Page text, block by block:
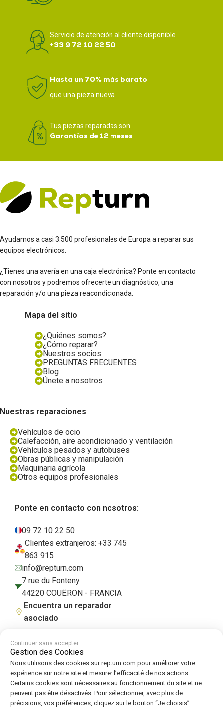
Servicio de atención al cliente disponible
+33 9 72 10 22 50
Hasta un 70% más barato
que una pieza nueva
Tus piezas reparadas son
Garantías de 12 meses
Ayudamos a casi 3.500 profesionales de Europa a reparar sus
equipos electrónicos.
¿Tienes una avería en una caja electrónica? Ponte en contacto
con nosotros y podremos ofrecerte un diagnóstico, una
reparación y/o una pieza reacondicionada.
Mapa del sitio
¿Quiénes somos?
¿Cómo reparar?
Nuestros socios
PREGUNTAS FRECUENTES
Blog
Únete a nosotros
Nuestras reparaciones
Vehículos de ocio
Calefacción, aire acondicionado y ventilación
Vehículos pesados y autobuses
Obras públicas y manipulación
Maquinaria agrícola
Otros equipos profesionales
Ponte en contacto con nosotros:
09 72 10 22 50
Clientes extranjeros: +33 745
863 915
info@repturn.com
7 rue du Fonteny
44220 COUËRON - FRANCIA
Encuentra un reparador
asociado
Condiciones generales de venta Aviso legal Política de privacidad
Cookies|Política de cookies
Síguenos en :
Continuer sans accepter
Gestion des Cookies
Nous utilisons des cookies sur repturn.com pour améliorer votre
expérience sur notre site et mesurer l’efficacité de nos actions.
Certains cookies sont nécessaires au fonctionnement du site et ne
peuvent pas être désactivés. Pour sélectionner, avec plus de
précisions, vos préférences, cliquez sur le bouton “Je choisis”.